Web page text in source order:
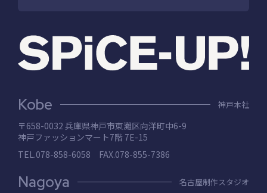
Kobe 神戸本社
〒658-0032 兵庫県神⼾市東灘区向洋町中6-9
神⼾ファッションマート7階 7E-15
TEL.078-858-6058 FAX.078-855-7386
Nagoya 名古屋制作スタジオ